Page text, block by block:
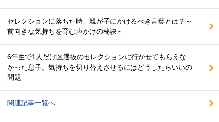
セレクションに落ちた時、親が子にかけるべき言葉とは？～
前向きな気持ちを育む声かけの秘訣～
6年生で1人だけ区選抜のセレクションに行かせてもらえな
かった息子。気持ちを切り替えさせるにはどうしたらいいの
問題
関連記事一覧へ